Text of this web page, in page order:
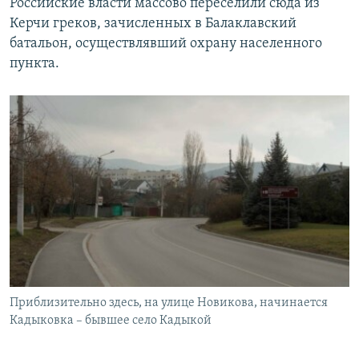
Российские власти массово переселили сюда из
Керчи греков, зачисленных в Балаклавский
батальон, осуществлявший охрану населенного
пункта.
Приблизительно здесь, на улице Новикова, начинается
Кадыковка – бывшее село Кадыкой